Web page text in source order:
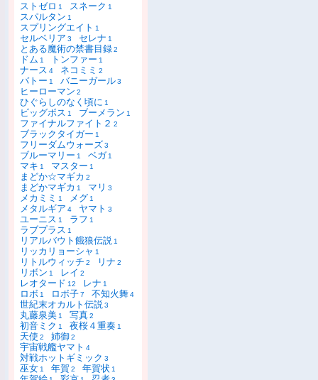
ストゼロ 1 スネーク 1
スパルタン 1
スプリングエイト 1
セルベリア 3 セレナ 1
とある魔術の禁書目録2
ドム 1 トンファー 1
ナース 4 ネコミミ 2
バトー 1 バニーガール3
ヒーローマン 2
ひぐらしのなく頃に 1
ビッグボス 1 ブーメラン 1
ファイナルファイト２ 2
ブラックタイガー 1
フリーダムウォーズ3
ブルーマリー 1 ベガ 1
マキ 1 マスター 1
まどか☆マギカ 2
まどかマギカ 1 マリ 3
メカミミ 1 メグ 1
メタルギア 4 ヤマト 3
ユーニス 1 ラフ 1
ラブプラス 1
リアルバウト餓狼伝説 1
リッカリョーシャ 1
リトルウィッチ 2 リナ 2
リボン 1 レイ 2
レオタード 12 レナ 1
ロボ 1 ロボ子7 不知火舞4
世紀末オカルト伝説3
丸藤泉美 1 写真2
初音ミク 1 夜桜４重奏 1
天使 2 姉御2
宇宙戦艦ヤマト 4
対戦ホットギミック 3
巫女 1 年賀2 年賀状 1